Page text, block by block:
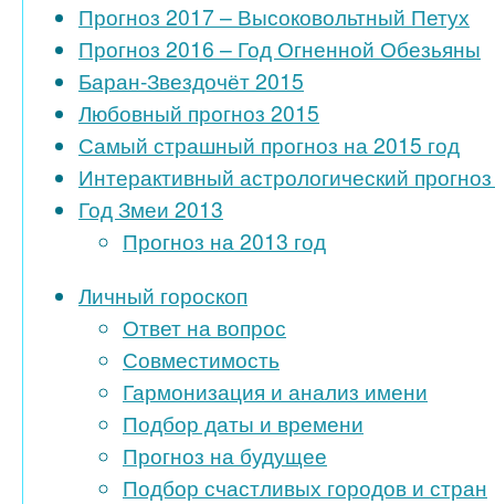
Прогноз 2017 – Высоковольтный Петух
Прогноз 2016 – Год Огненной Обезьяны
Баран-Звездочёт 2015
Любовный прогноз 2015
Самый страшный прогноз на 2015 год
Интерактивный астрологический
Год Змеи 2013
Прогноз на 2013 год
Личный гороскоп
Ответ на вопрос
Совместимость
Гармонизация и анализ имени
Подбор даты и времени
Прогноз на будущее
Подбор счастливых городов и стран